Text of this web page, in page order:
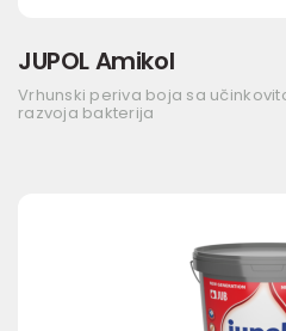
JUPOL Amikol
Vrhunski periva boja sa
razvoja bakterija